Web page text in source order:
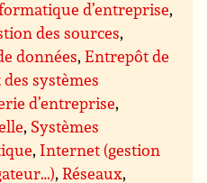
d’entreprise,
des sources,
données,Entrepôt de
systèmes
d’entreprise,
, Systèmes
, Internet (gestion
,Réseaux,